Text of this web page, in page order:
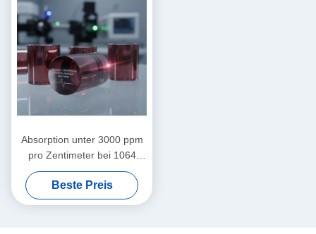
Absorption unter 3000 ppm
pro Zentimeter bei 1064
Nanometern. Magneto-
optische Kristalle mit Mohs-
Härte 8 Punkt 0, ideal für
Beste Preis